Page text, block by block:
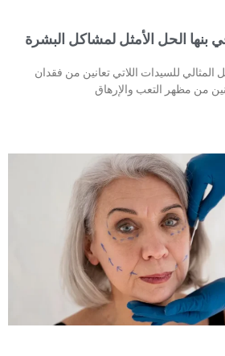
بنها الحل الأمثل لمشاكل البشرة
للسيدات اللاتي تعانين من فقدان
من مظهر التعب والإرهاق